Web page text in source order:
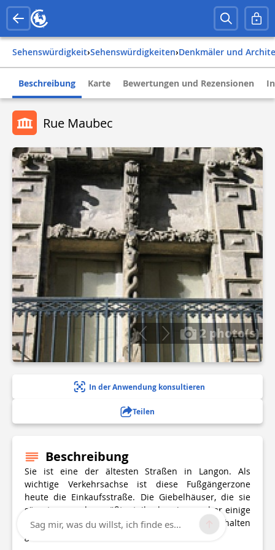
Sehenswürdigkeit› Sehenswürdigkeiten› Denkmäler und
Beschreibung Karte Bewertungen und Rezensionen
Rue Maubec
2 photo(s)
In der Anwendung konsultieren
Teilen
Beschreibung
Sie ist eine der ältesten Straßen in Langon. Als
wichtige Verkehrsachse ist diese Fußgängerzone
heute die Einkaufsstraße. Die Giebelhäuser, die sie
säumten, wurden größtenteils abgerissen, aber einige
Fassaden aus der Zeit sind dennoch erhalten
geblieben.
Sag mir, was du willst, ich finde es...